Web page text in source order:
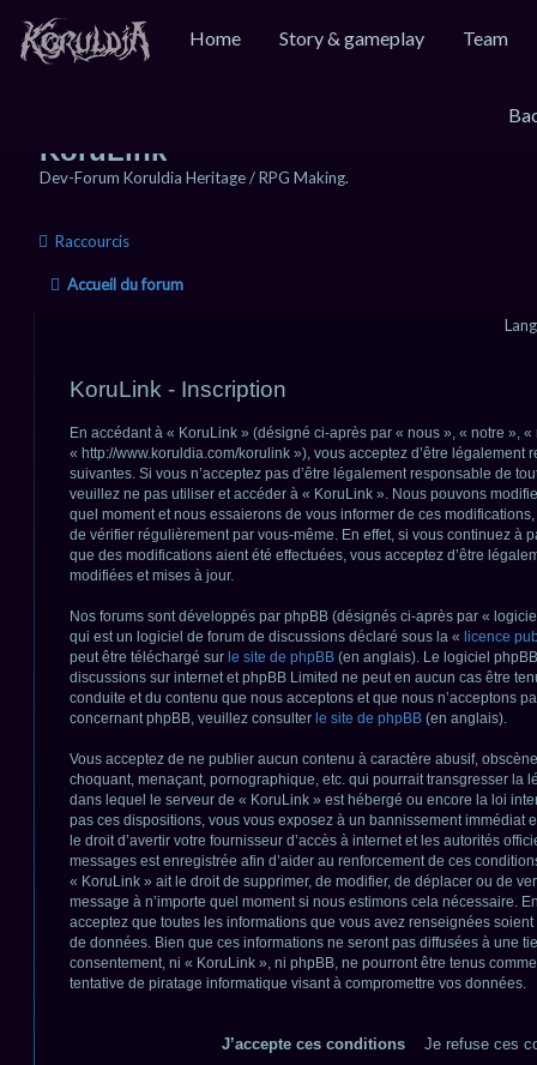
Home Story & gameplay Team
KoruLink
Dev-Forum Koruldia Heritage / RPG Making.
Raccourcis
Accueil du forum
KoruLink - Inscription
En accédant à « KoruLink » (désigné ci-après par « nous », « notre »,
« http://www.koruldia.com/korulink »), vous acceptez d’être légalement
suivantes. Si vous n’acceptez pas d’être légalement responsable de
veuillez ne pas utiliser et accéder à « KoruLink ». Nous pouvons
quel moment et nous essaierons de vous informer de ces
de vérifier régulièrement par vous-même. En effet, si vous continuez à
que des modifications aient été effectuées, vous acceptez d’être
modifiées et mises à jour.
Nos forums sont développés par phpBB (désignés ci-après par «
qui est un logiciel de forum de discussions déclaré sous la « licence
peut être téléchargé sur le site de phpBB (en anglais). Le logiciel
discussions sur internet et phpBB Limited ne peut en aucun cas être
conduite et du contenu que nous acceptons et que nous n’acceptons
concernant phpBB, veuillez consulter le site de phpBB (en anglais).
Vous acceptez de ne publier aucun contenu à caractère abusif,
choquant, menaçant, pornographique, etc. qui pourrait transgresser la
dans lequel le serveur de « KoruLink » est hébergé ou encore la loi
pas ces dispositions, vous vous exposez à un bannissement immédiat
le droit d’avertir votre fournisseur d’accès à internet et les autorités
messages est enregistrée afin d’aider au renforcement de ces
« KoruLink » ait le droit de supprimer, de modifier, de déplacer ou de
message à n’importe quel moment si nous estimons cela nécessaire.
acceptez que toutes les informations que vous avez renseignées
de données. Bien que ces informations ne seront pas diffusées à une
consentement, ni « KoruLink », ni phpBB, ne pourront être tenus
tentative de piratage informatique visant à compromettre vos données.